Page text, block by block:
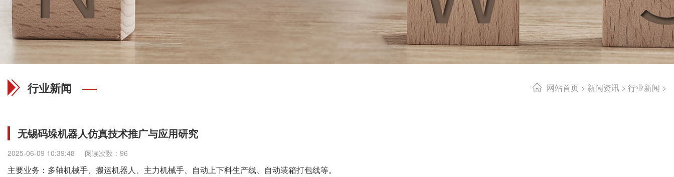
网站首页 > 新闻资讯 > 行业新闻 >
行业新闻
无锡码垛机器人仿真技术推广与应用研究
2025-06-09 10:39:48 阅读次数：96
主要业务：多轴机械手、搬运机器人、主力机械手、自动上下料生产线、自动装箱打包线等。